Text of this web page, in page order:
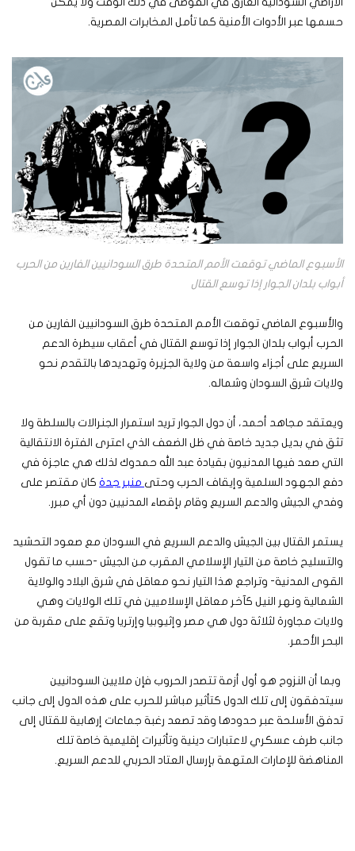
حسمها عبر الأدوات الأمنية كما تأمل المخابرات المصرية.
الأسبوع الماضي توقعت الأمم المتحدة طرق السودانيين الفارين من الحرب
أبواب بلدان الجوار إذا توسع القتال
والأسبوع الماضي توقعت الأمم المتحدة طرق السودانيين الفارين من
الحرب أبواب بلدان الجوار إذا توسع القتال في أعقاب سيطرة الدعم
السريع على أجزاء واسعة من ولاية الجزيرة وتهديدها بالتقدم نحو
ولايات شرق السودان وشماله.
ويعتقد مجاهد أحمد، أن دول الجوار تريد استمرار الجنرالات بالسلطة ولا
تثق في بديل جديد خاصة في ظل الضعف الذي اعترى الفترة الانتقالية
التي صعد فيها المدنيون بقيادة عبد الله حمدوك لذلك هي عاجزة في
دفع الجهود السلمية وإيقاف الحرب وحتى منبر جدة كان مقتصر على
وفدي الجيش والدعم السريع وقام بإقصاء المدنيين دون أي مبرر.
يستمر القتال بين الجيش والدعم السريع في السودان مع صعود التحشيد
والتسليح خاصة من التيار الإسلامي المقرب من الجيش -حسب ما تقول
القوى المدنية- وتراجع هذا التيار نحو معاقل في شرق البلاد والولاية
الشمالية ونهر النيل كآخر معاقل الإسلاميين في تلك الولايات وهي
ولايات مجاورة لثلاثة دول هي مصر وإثيوبيا وإرتريا وتقع على مقربة من
البحر الأحمر.
وبما أن النزوح هو أول أزمة تتصدر الحروب فإن ملايين السودانيين
سيتدفقون إلى تلك الدول كتأثير مباشر للحرب على هذه الدول إلى جانب
تدفق الأسلحة عبر حدودها وقد تصعد رغبة جماعات إرهابية للقتال إلى
جانب طرف عسكري لاعتبارات دينية وتأثيرات إقليمية خاصة تلك
المناهضة للإمارات المتهمة بإرسال العتاد الحربي للدعم السريع.